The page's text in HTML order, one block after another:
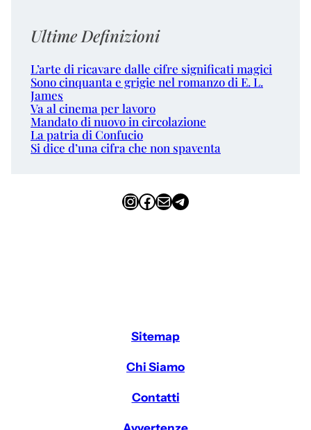
Ultime Definizioni
L’arte di ricavare dalle cifre significati magici
Sono cinquanta e grigie nel romanzo di E. L.
James
Va al cinema per lavoro
Mandato di nuovo in circolazione
La patria di Confucio
Si dice d’una cifra che non spaventa
InstagramFacebook Email Telegram
Sitemap
Chi Siamo
Contatti